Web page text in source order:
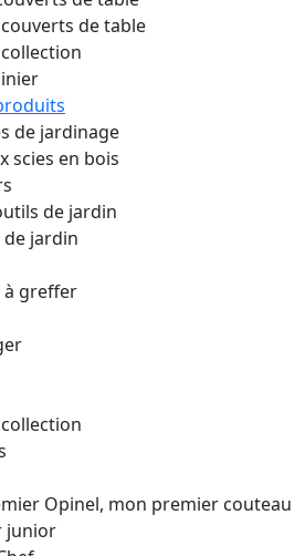
de table
de jardinage
scies en bois
de jardin
de jardin
à greffer
Opinel, mon premier couteau
junior